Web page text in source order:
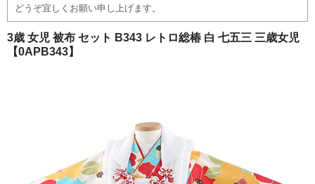
配送・お支払い方法
ご注文の流れ
どうぞ宜しくお願い申し上げます。
3歳 女児 被布 セット B343 レトロ総椿 白 七五三 三歳女児
【0APB343】